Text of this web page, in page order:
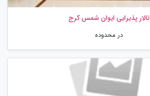
تالار پذیرایی ایوان شمس کرج
در محدوده